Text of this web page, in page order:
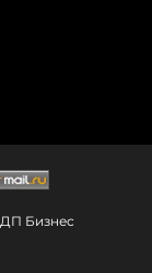
Бизнес